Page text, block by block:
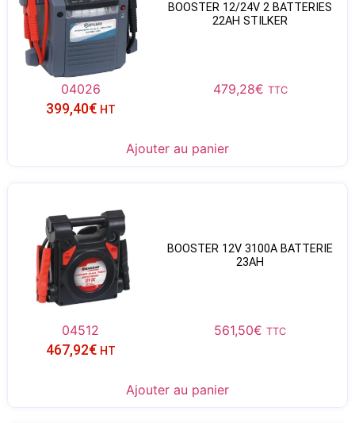
BOOSTER 12/24V 2 BATTERIES
22AH STILKER
04026 479,28€ TTC
399,40€ HT
Ajouter au panier
BOOSTER 12V 3100A BATTERIE
23AH
04512 561,50€ TTC
467,92€ HT
Ajouter au panier